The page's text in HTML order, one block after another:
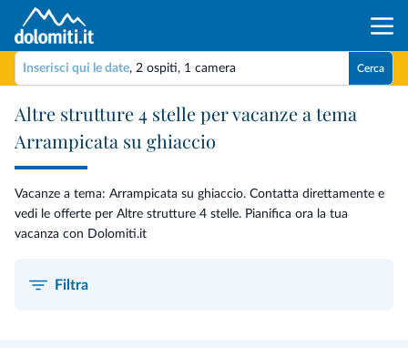
Inserisci qui le date, 2 ospiti, 1 camera Cerca
Altre strutture 4 stelle per vacanze a tema
Arrampicata su ghiaccio
Vacanze a tema: Arrampicata su ghiaccio. Contatta direttamente e
vedi le offerte per Altre strutture 4 stelle. Pianifica ora la tua
vacanza con Dolomiti.it
Filtra